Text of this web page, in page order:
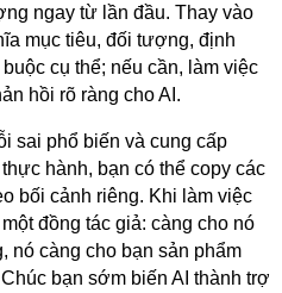
ngay từ lần đầu. Thay vào
mục tiêu, đối tượng, định
cụ thể; nếu cần, làm việc
hồi rõ ràng cho AI.
sai phổ biến và cung cấp
hành, bạn có thể copy các
bối cảnh riêng. Khi làm việc
đồng tác giả: càng cho nó
nó càng cho bạn sản phẩm
bạn sớm biến AI thành trợ